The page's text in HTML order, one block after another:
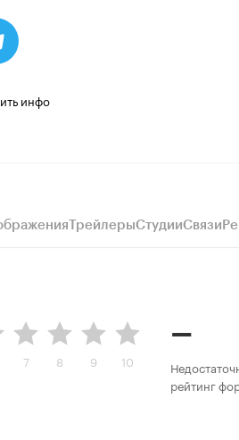
инфо
ТрейлерыСтудииСвязи
7 8 9 10
–
рейтинг